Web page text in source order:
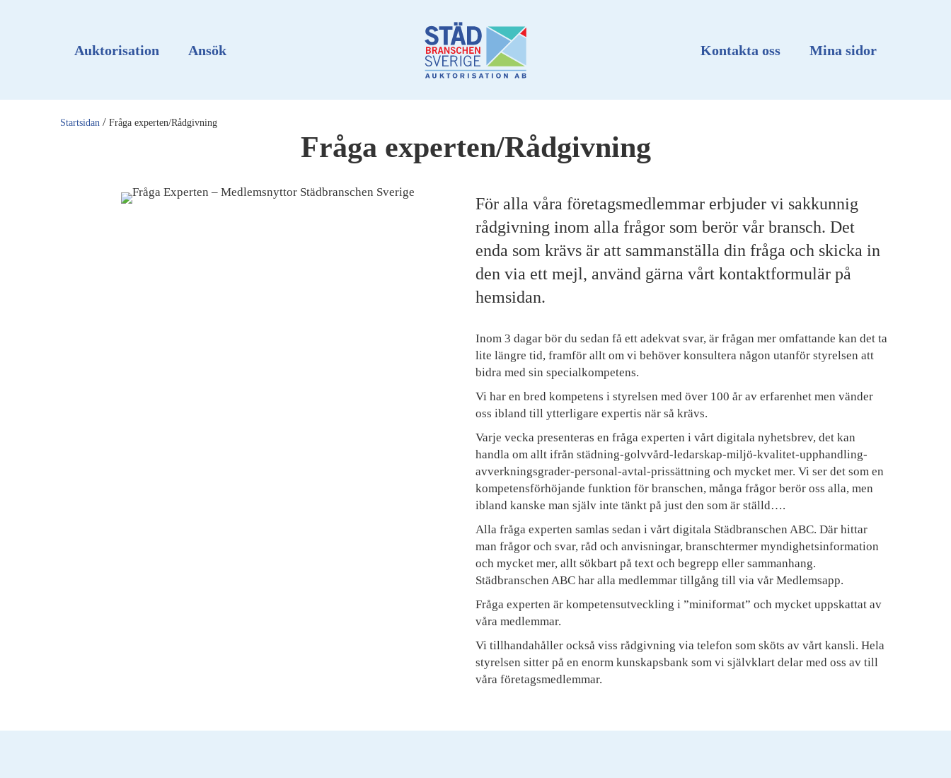
Auktorisation Ansök Kontakta oss Mina sidor
Startsidan /Fråga experten/Rådgivning
Fråga experten/Rådgivning
För alla våra företagsmedlemmar erbjuder vi sakkunnig
rådgivning inom alla frågor som berör vår bransch. Det
enda som krävs är att sammanställa din fråga och skicka in
den via ett mejl, använd gärna vårt kontaktformulär på
hemsidan.
Inom 3 dagar bör du sedan få ett adekvat svar, är frågan mer omfattande kan det ta
lite längre tid, framför allt om vi behöver konsultera någon utanför styrelsen att
bidra med sin specialkompetens.
Vi har en bred kompetens i styrelsen med över 100 år av erfarenhet men vänder
oss ibland till ytterligare expertis när så krävs.
Varje vecka presenteras en fråga experten i vårt digitala nyhetsbrev, det kan
handla om allt ifrån städning-golvvård-ledarskap-miljö-kvalitet-upphandling-
avverkningsgrader-personal-avtal-prissättning och mycket mer. Vi ser det som en
kompetensförhöjande funktion för branschen, många frågor berör oss alla, men
ibland kanske man själv inte tänkt på just den som är ställd….
Alla fråga experten samlas sedan i vårt digitala Städbranschen ABC. Där hittar
man frågor och svar, råd och anvisningar, branschtermer myndighetsinformation
och mycket mer, allt sökbart på text och begrepp eller sammanhang.
Städbranschen ABC har alla medlemmar tillgång till via vår Medlemsapp.
Fråga experten är kompetensutveckling i ”miniformat” och mycket uppskattat av
våra medlemmar.
Vi tillhandahåller också viss rådgivning via telefon som sköts av vårt kansli. Hela
styrelsen sitter på en enorm kunskapsbank som vi självklart delar med oss av till
våra företagsmedlemmar.